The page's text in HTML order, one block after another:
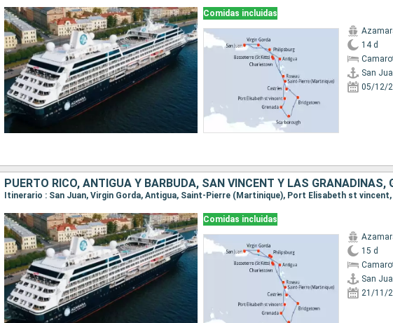
Comidas incluidas
14 d
San
05/12/
Comidas incluidas
15 d
San
21/11/